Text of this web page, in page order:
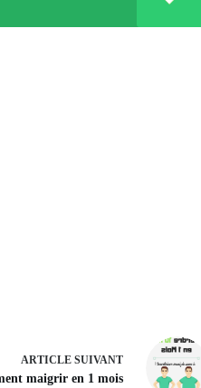
ARTICLESUIVANT
maigrir en 1 mois